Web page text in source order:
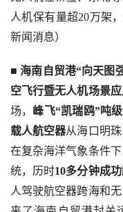
人机保有量超20万架
新闻消息）
■ 海南自贸港“向天图
空飞行暨无人机场景
场， 峰飞“凯瑞鸥”吨
载人航空器从海口明
在复杂海洋气象条件
统，历时10多分钟成功
人驾驶航空器跨海和